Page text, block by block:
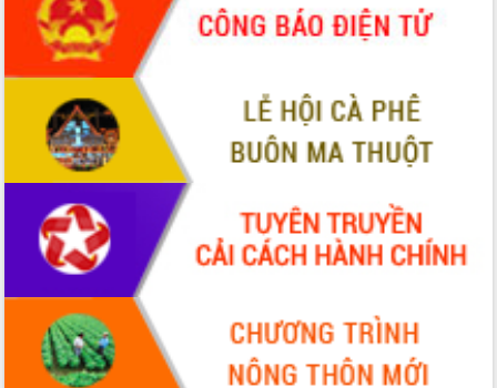
Tập huấn nâng cao năng lực triển khai
chuyển đổi số cho cán bộ, công chức
cấp xã
Đắk Lắk phát động hưởng ứng Ngày
Quyền của người tiêu dùng Việt Nam
2026
Đẩy mạnh cải cách hành chính, quyết
tâm đạt được mục tiêu tăng trưởng
hai con số trong năm 2026
Tổ chức trang trọng Lễ hội Đền thờ
Lương Văn Chánh năm 2026
Phó Bí thư Tỉnh ủy Đắk Lắk Đỗ Hữu
Huy giữ chức Bí thư Đảng ủy Ủy Ban
Nhân dân tỉnh
Bệnh án điện tử thúc đẩy chuyển đổi
số y tế tại Đắk Lắk